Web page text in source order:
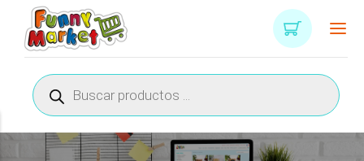
Búsqueda
de
productos